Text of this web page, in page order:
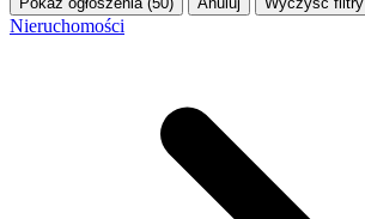
Nieruchomości